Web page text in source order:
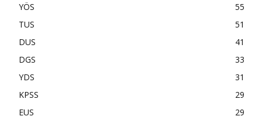
YÖS
55
TUS
51
DUS
41
DGS
33
YDS
31
KPSS
29
EUS
29